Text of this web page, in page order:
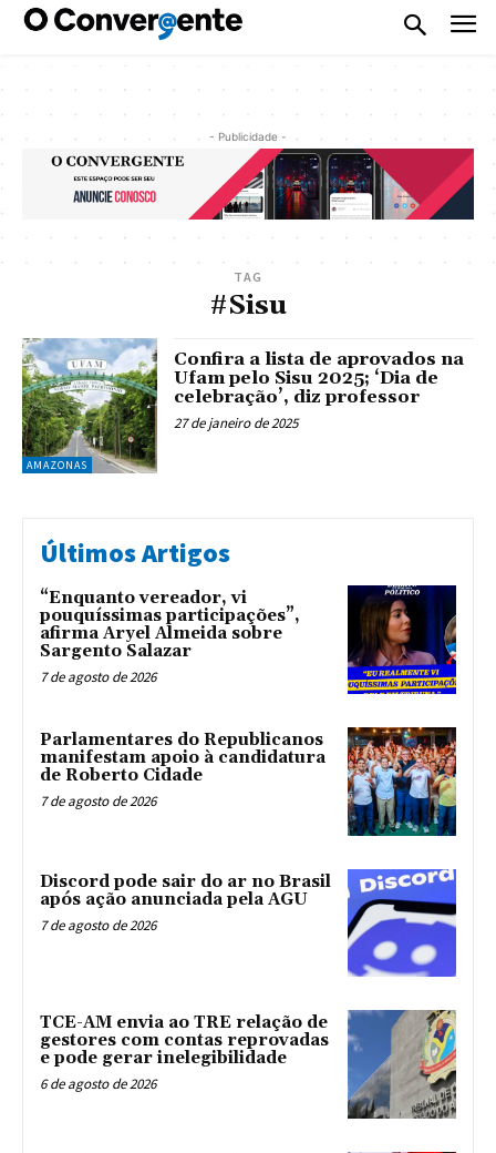
- Publicidade -
TAG
#Sisu
AMAZONAS
Confira a lista de aprovados na
Ufam pelo Sisu 2025; ‘Dia de
celebração’, diz professor
27 de janeiro de 2025
Últimos Artigos
“Enquanto vereador, vi
pouquíssimas participações”,
afirma Aryel Almeida sobre
Sargento Salazar
7 de agosto de 2026
Parlamentares do Republicanos
manifestam apoio à candidatura
de Roberto Cidade
7 de agosto de 2026
Discord pode sair do ar no Brasil
após ação anunciada pela AGU
7 de agosto de 2026
TCE-AM envia ao TRE relação de
gestores com contas reprovadas
e pode gerar inelegibilidade
6 de agosto de 2026